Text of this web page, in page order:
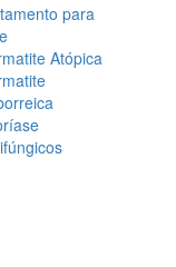
para
Atópica